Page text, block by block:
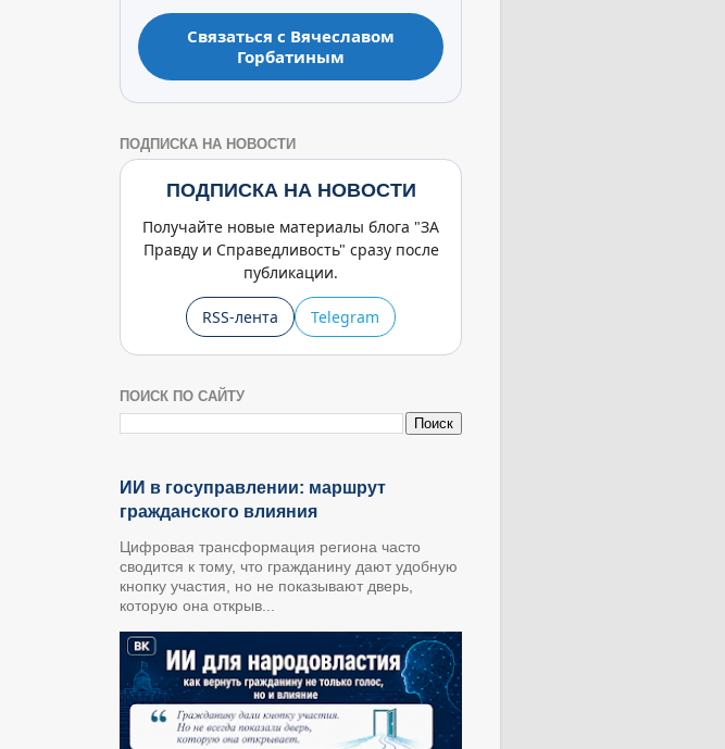
Связаться с Вячеславом
Горбатиным
ПОДПИСКА НА НОВОСТИ
ПОДПИСКА НА НОВОСТИ
Получайте новые материалы блога "ЗА
Правду и Справедливость" сразу после
публикации.
RSS-лента Telegram
ПОИСК ПО САЙТУ
ИИ в госуправлении: маршрут
гражданского влияния
Цифровая трансформация региона часто
сводится к тому, что гражданину дают удобную
кнопку участия, но не показывают дверь,
которую она открыв...